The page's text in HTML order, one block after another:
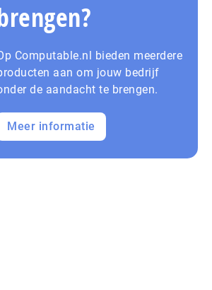
Computable.nl bieden meerdere
aan om jouw bedrijf
de aandacht te brengen.
Meer informatie